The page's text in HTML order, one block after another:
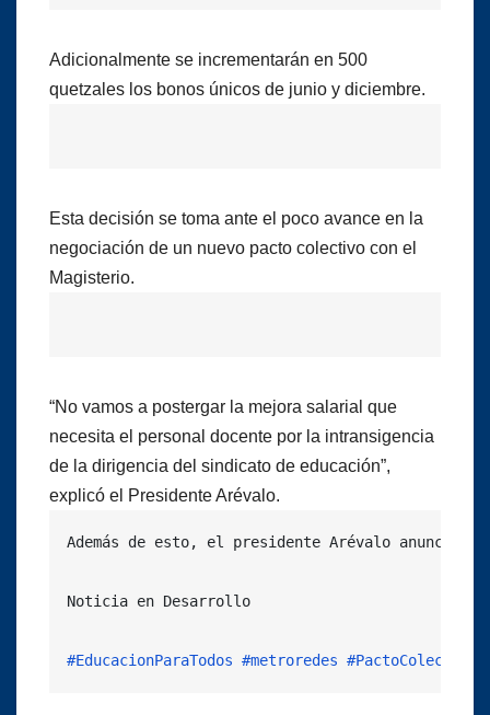
Adicionalmente se incrementarán en 500
quetzales los bonos únicos de junio y diciembre.
Esta decisión se toma ante el poco avance en la
negociación de un nuevo pacto colectivo con el
Magisterio.
“No vamos a postergar la mejora salarial que
necesita el personal docente por la intransigencia
de la dirigencia del sindicato de educación”,
explicó el Presidente Arévalo.
Además de esto, el presidente Arévalo anunció
Noticia en Desarrollo
#EducacionParaTodos #metroredes #PactoColectivo